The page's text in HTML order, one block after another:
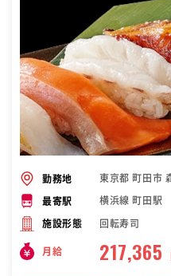
勤務地 東京都 町田市
最寄駅 横浜線 町田駅
施設形態 回転寿司
月給 217,365